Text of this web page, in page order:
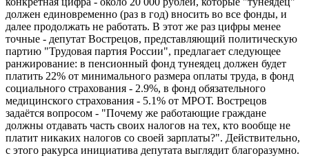
должен единовременно (раз в год) вносить во все фонды, и
далее продолжать не работать. В этот же раз цифры менее
точные - депутат Вострецов, представляющий политическую
партию "Трудовая партия России", предлагает следующее
ранжирование: в пенсионный фонд тунеядец должен будет
платить 22% от минимального размера оплаты труда, в фонд
социального страхования - 2.9%, в фонд обязательного
медицинского страхования - 5.1% от МРОТ. Вострецов
задаётся вопросом - "Почему же работающие граждане
должны отдавать часть своих налогов на тех, кто вообще не
платит никаких налогов со своей зарплаты?". Действительно,
с этого ракурса инициатива депутата выглядит благоразумно.